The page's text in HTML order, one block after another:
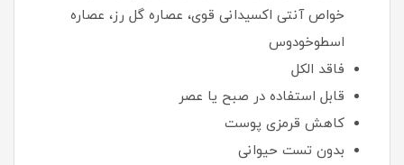
خواص آنتی اکسیدانی قوی، عصاره گل رز، عصاره
اسطوخودوس
فاقد الکل
قابل استفاده در صبح یا عصر
کاهش قرمزی پوست
بدون تست حیوانی